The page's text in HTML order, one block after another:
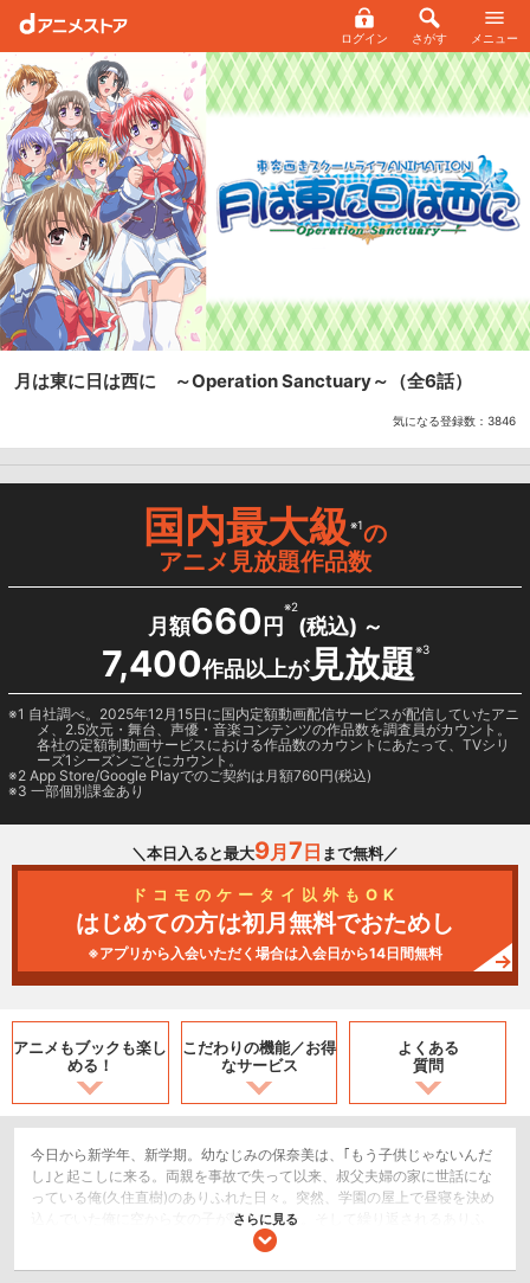
ログイン さがす メニュー
月は東に日は西に ～Operation Sanctuary～ （全6話）
気になる登録数： 3846
国内最大級※1の
アニメ見放題作品数
月額660 円
※2
(税込) ～
7,400作品以上が見放題※3
1 自社調べ。2025年12月15日に国内定額動画配信サービスが配信していたアニ
メ、2.5次元・舞台、声優・音楽コンテンツの作品数を調査員がカウント。
各社の定額制動画サービスにおける作品数のカウントにあたって、TVシリ
ーズ1シーズンごとにカウント。
2 App Store/Google Playでのご契約は月額760円(税込)
3 一部個別課金あり
＼本日入ると最大9月 7 日 まで無料／
ドコモのケータイ以外もOK
はじめての方は初月無料でおためし
※アプリから入会いただく場合は入会日から14日間無料
アニメもブックも楽し
める！
こだわりの機能／お得
なサービス
よくある
質問
今日から新学年、新学期。幼なじみの保奈美は、｢もう子供じゃないんだ
し｣と起こしに来る。両親を事故で失って以来、叔父夫婦の家に世話にな
っている俺(久住直樹)のありふれた日々。突然、学園の屋上で昼寝を決め
込んでいた俺に空から女の子が降ってきた。そして繰り返されるありふ
れた日々が、少しずつ動き始める…。
恋愛/ラブコメ
さらに見る